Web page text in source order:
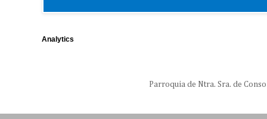
Analytics
Parroquia de Ntra. Sra. de